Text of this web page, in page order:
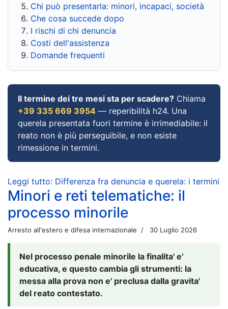
Chi può presentarla: minori, incapaci, società
Che cosa succede dopo
I rischi di chi denuncia
Costi dell'assistenza
Domande frequenti
Il termine dei tre mesi sta per scadere? Chiama
+39 335 669 3954 — reperibilità h24. Una
querela presentata fuori termine è irrimediabile: il
reato non è più perseguibile, e non esiste
rimessione in termini.
Leggi tutto: Differenza fra denuncia e querela: i termini
Minori e reti telematiche: il
processo minorile
Arresto all'estero e difesa internazionale 30 Luglio 2026
Nel processo penale minorile la finalita' e'
educativa, e questo cambia gli strumenti: la
messa alla prova non e' preclusa dalla gravita'
del reato contestato.